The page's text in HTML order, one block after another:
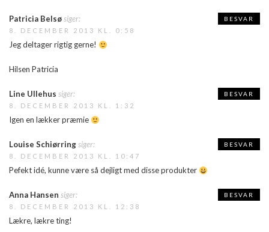
Patricia Belsøsiger:
8. DECEMBER 2013 KL. 0:58
Jeg deltager rigtig gerne!
Hilsen Patricia
BESVAR
Line Ullehus siger:
8. DECEMBER 2013 KL. 1:32
Igen en lækker præmie
BESVAR
Louise Schiørringsiger:
8. DECEMBER 2013 KL. 10:47
Pefekt idé, kunne være så dejligt med disse produkter
BESVAR
Anna Hansen siger:
8. DECEMBER 2013 KL. 12:38
Lækre, lækre ting!
BESVAR